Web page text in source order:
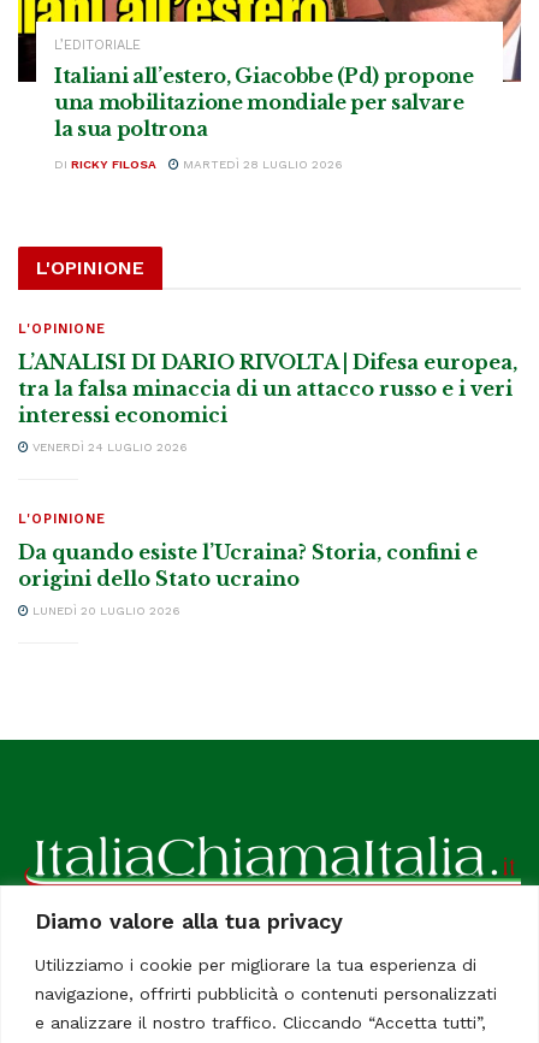
Diamo valore alla tua privacy
Utilizziamo i cookie per migliorare la tua esperienza di
navigazione, offrirti pubblicità o contenuti personalizzati
e analizzare il nostro traffico. Cliccando “Accetta tutti”,
L’EDITORIALE
Italiani all’estero, Giacobbe (Pd) propone
una mobilitazione mondiale per salvare
la sua poltrona
DI RICKY FILOSA MARTEDÌ 28 LUGLIO 2026
L'OPINIONE
L'OPINIONE
L’ANALISI DI DARIO RIVOLTA | Difesa europea,
tra la falsa minaccia di un attacco russo e i veri
interessi economici
VENERDÌ 24 LUGLIO 2026
L'OPINIONE
Da quando esiste l’Ucraina? Storia, confini e
origini dello Stato ucraino
LUNEDÌ 20 LUGLIO 2026
ItaliaChiamaItalia, il TUO quotidiano online preferito.
Dedicato in particolare a tutti gli italiani residenti all'estero.
Tutti i diritti sono riservati. Quotidiano online indipendente